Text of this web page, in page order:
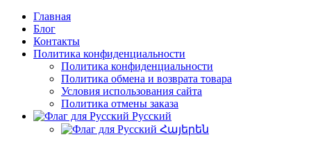
Главная
Блог
Контакты
Политика конфиденциальности
Политика конфиденциальности
Политика обмена и возврата товара
Условия использования сайта
Политика отмены заказа
Русский
Հայերեն